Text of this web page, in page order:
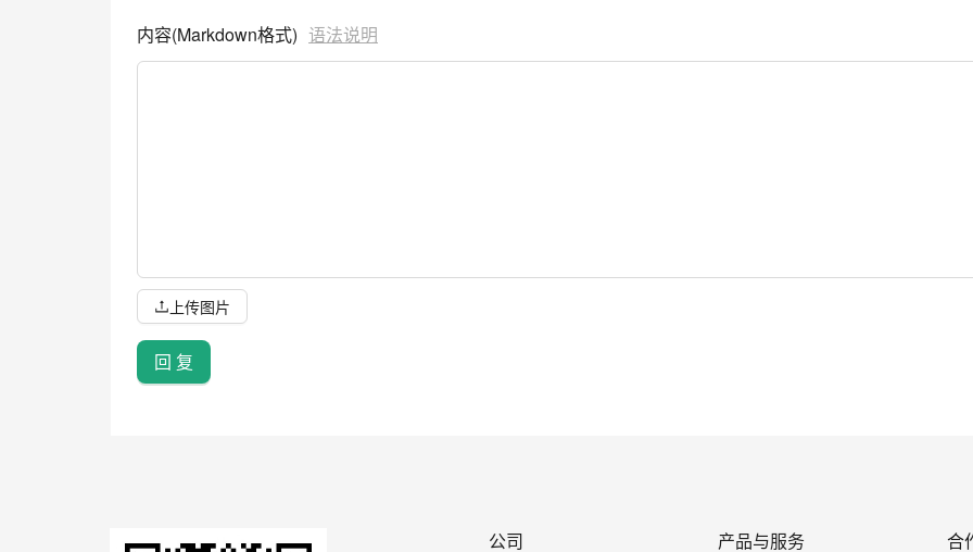
内容(Markdown格式) 语法说明
上传图片
回 复
公司 产品与服务 合